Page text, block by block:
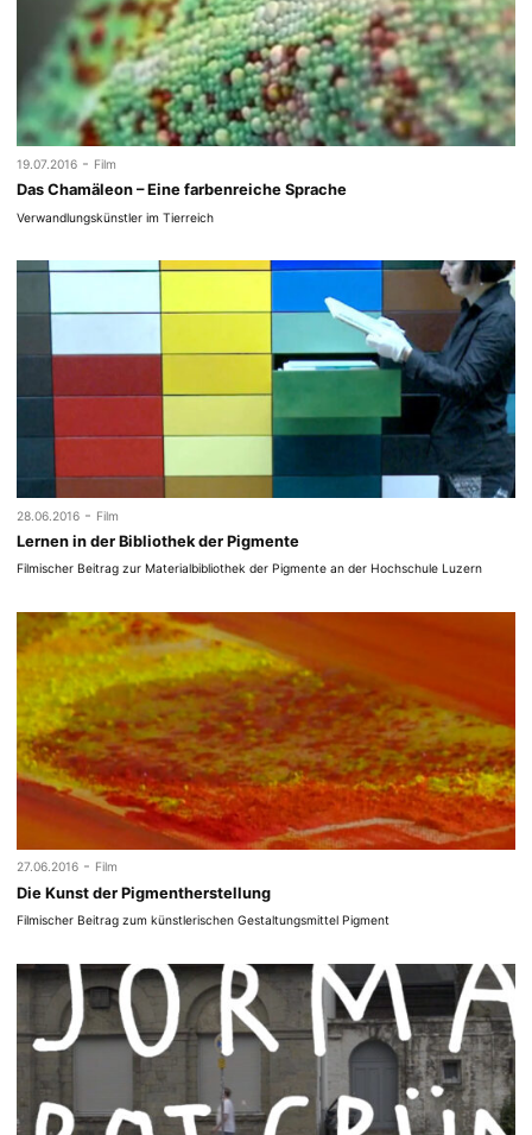
19.07.2016 - Film
Das Chamäleon – Eine farbenreiche Sprache
Verwandlungskünstler im Tierreich
28.06.2016 - Film
Lernen in der Bibliothek der Pigmente
Filmischer Beitrag zur Materialbibliothek der Pigmente an der Hochschule Luzern
27.06.2016 - Film
Die Kunst der Pigmentherstellung
Filmischer Beitrag zum künstlerischen Gestaltungsmittel Pigment